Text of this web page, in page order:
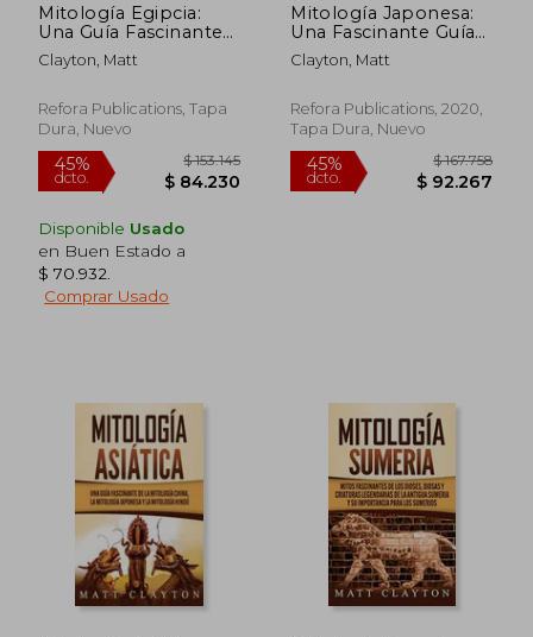
Mitología Egipcia:
Una Guía Fascinante
Para Entender a los
Dioses, Diosas,
Clayton, Matt
Refora Publications, Tapa
Dura, Nuevo
45%
Disponible Usado
en Buen Estado a
$ 70.932
Comprar Usado
Mitología Japonesa:
Una Fascinante Guía
del Folclore Japonés,
Mitos, Cuentos de
y Heroínas
Clayton, Matt
Refora Publications, 2020,
Tapa Dura, Nuevo